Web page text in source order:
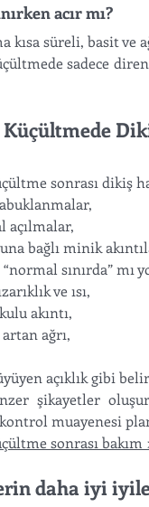
acır mı?
kısa süreli, basit
sadece
sonrası dikiş
açılmalar,
bağlı minik
sınırda”
ve ısı,
akıntı,
ağrı,
açıklık gibi
şikayetler
muayenesi
sonrası bakım
daha iyi